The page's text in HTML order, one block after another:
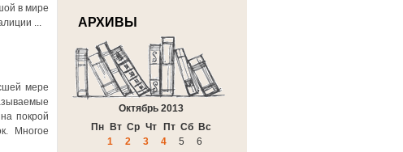
в мире
...
мере
покрой
Многое
АРХИВЫ
Октябрь 2013
Пн
Вт Ср Чт Пт Сб Вс
1
2 3 4 5
6